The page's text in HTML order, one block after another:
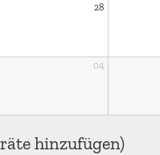
28
04
hinzufügen)